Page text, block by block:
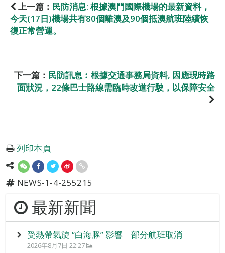
上一篇： 民防消息: 根據澳門國際機場的最新資料，
今天(17日)機場共有80個離澳及90個抵澳航班陸續恢
復正常營運。
下一篇： 民防訊息︰根據交通事務局資料, 因應現時路
面狀況，22條巴士路線需臨時改道行駛，以保障安全
列印本頁
NEWS-1-4-255215
最新新聞
受熱帶氣旋 “白海豚” 影響 部分航班取消
2026年8月7日 22:27